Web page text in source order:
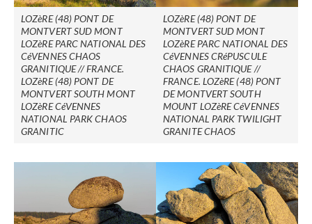
LOZèRE (48) PONT DE
MONTVERT SUD MONT
LOZèRE PARC NATIONAL DES
CéVENNES CHAOS
GRANITIQUE // FRANCE.
LOZèRE (48) PONT DE
MONTVERT SOUTH MONT
LOZèRE CéVENNES
NATIONAL PARK CHAOS
GRANITIC
LOZèRE (48) PONT DE
MONTVERT SUD MONT
LOZèRE PARC NATIONAL DES
CéVENNES CRéPUSCULE
CHAOS GRANITIQUE //
FRANCE. LOZèRE (48) PONT
DE MONTVERT SOUTH
MOUNT LOZèRE CéVENNES
NATIONAL PARK TWILIGHT
GRANITE CHAOS